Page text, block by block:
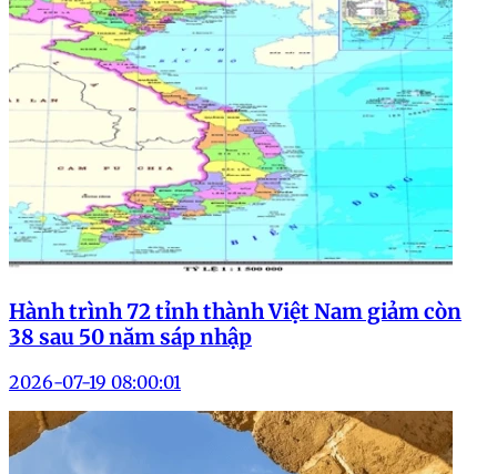
Hành trình 72 tỉnh thành Việt Nam giảm còn
38 sau 50 năm sáp nhập
2026-07-19 08:00:01